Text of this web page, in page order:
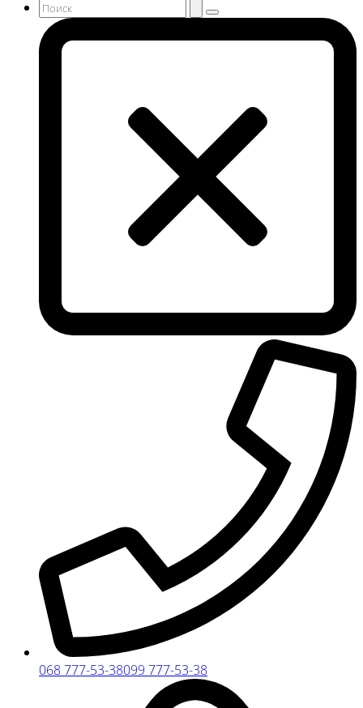
068 777-53-38099 777-53-38